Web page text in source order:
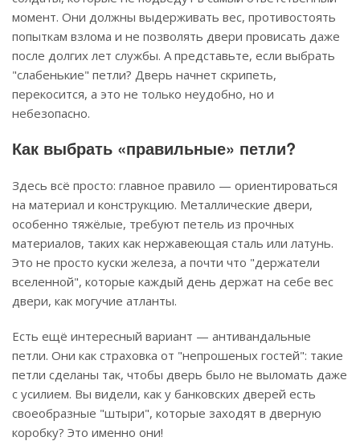
момент. Они должны выдерживать вес, противостоять
попыткам взлома и не позволять двери провисать даже
после долгих лет службы. А представьте, если выбрать
"слабенькие" петли? Дверь начнет скрипеть,
перекосится, а это не только неудобно, но и
небезопасно.
Как выбрать «правильные» петли?
Здесь всё просто: главное правило — ориентироваться
на материал и конструкцию. Металлические двери,
особенно тяжёлые, требуют петель из прочных
материалов, таких как нержавеющая сталь или латунь.
Это не просто куски железа, а почти что "держатели
вселенной", которые каждый день держат на себе вес
двери, как могучие атланты.
Есть ещё интересный вариант — антивандальные
петли. Они как страховка от "непрошеных гостей": такие
петли сделаны так, чтобы дверь было не выломать даже
с усилием. Вы видели, как у банковских дверей есть
своеобразные "штыри", которые заходят в дверную
коробку? Это именно они!